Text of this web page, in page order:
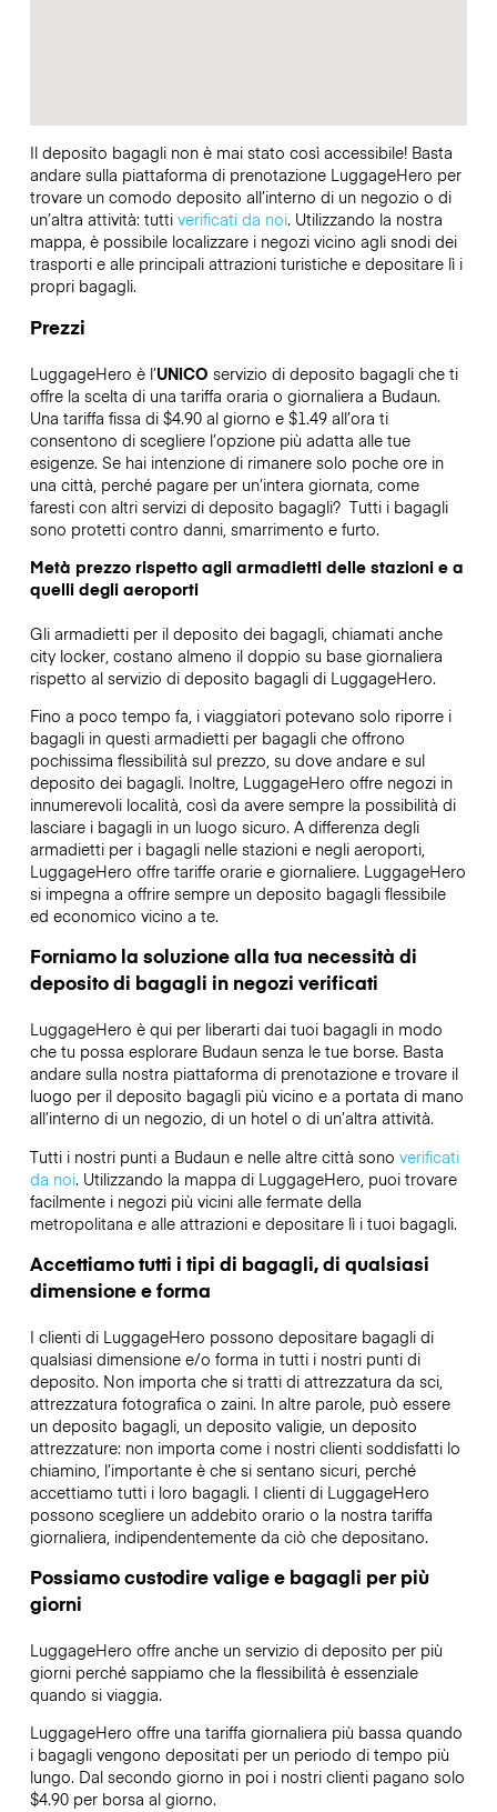
Il deposito bagagli non è mai stato così accessibile! Basta
andare sulla piattaforma di prenotazione LuggageHero per
trovare un comodo deposito all’interno di un negozio o di
un’altra attività: tutti verificati da noi. Utilizzando la nostra
mappa, è possibile localizzare i negozi vicino agli snodi dei
trasporti e alle principali attrazioni turistiche e depositare lì i
propri bagagli.
Prezzi
LuggageHero è l’UNICO servizio di deposito bagagli che ti
offre la scelta di una tariffa oraria o giornaliera a Budaun.
Una tariffa fissa di $4.90 al giorno e $1.49 all’ora ti
consentono di scegliere l’opzione più adatta alle tue
esigenze. Se hai intenzione di rimanere solo poche ore in
una città, perché pagare per un’intera giornata, come
faresti con altri servizi di deposito bagagli? Tutti i bagagli
sono protetti contro danni, smarrimento e furto.
Metà prezzo rispetto agli armadietti delle stazioni e a
quelli degli aeroporti
Gli armadietti per il deposito dei bagagli, chiamati anche
city locker, costano almeno il doppio su base giornaliera
rispetto al servizio di deposito bagagli di LuggageHero.
Fino a poco tempo fa, i viaggiatori potevano solo riporre i
bagagli in questi armadietti per bagagli che offrono
pochissima flessibilità sul prezzo, su dove andare e sul
deposito dei bagagli. Inoltre, LuggageHero offre negozi in
innumerevoli località, così da avere sempre la possibilità di
lasciare i bagagli in un luogo sicuro. A differenza degli
armadietti per i bagagli nelle stazioni e negli aeroporti,
LuggageHero offre tariffe orarie e giornaliere. LuggageHero
si impegna a offrire sempre un deposito bagagli flessibile
ed economico vicino a te.
Forniamo la soluzione alla tua necessità di
deposito di bagagli in negozi verificati
LuggageHero è qui per liberarti dai tuoi bagagli in modo
che tu possa esplorare Budaun senza le tue borse. Basta
andare sulla nostra piattaforma di prenotazione e trovare il
luogo per il deposito bagagli più vicino e a portata di mano
all’interno di un negozio, di un hotel o di un’altra attività.
Tutti i nostri punti a Budaun e nelle altre città sono verificati
da noi. Utilizzando la mappa di LuggageHero, puoi trovare
facilmente i negozi più vicini alle fermate della
metropolitana e alle attrazioni e depositare lì i tuoi bagagli.
Accettiamo tutti i tipi di bagagli, di qualsiasi
dimensione e forma
I clienti di LuggageHero possono depositare bagagli di
qualsiasi dimensione e/o forma in tutti i nostri punti di
deposito. Non importa che si tratti di attrezzatura da sci,
attrezzatura fotografica o zaini. In altre parole, può essere
un deposito bagagli, un deposito valigie, un deposito
attrezzature: non importa come i nostri clienti soddisfatti lo
chiamino, l’importante è che si sentano sicuri, perché
accettiamo tutti i loro bagagli. I clienti di LuggageHero
possono scegliere un addebito orario o la nostra tariffa
giornaliera, indipendentemente da ciò che depositano.
Possiamo custodire valige e bagagli per più
giorni
LuggageHero offre anche un servizio di deposito per più
giorni perché sappiamo che la flessibilità è essenziale
quando si viaggia.
LuggageHero offre una tariffa giornaliera più bassa quando
i bagagli vengono depositati per un periodo di tempo più
lungo. Dal secondo giorno in poi i nostri clienti pagano solo
$4.90 per borsa al giorno.